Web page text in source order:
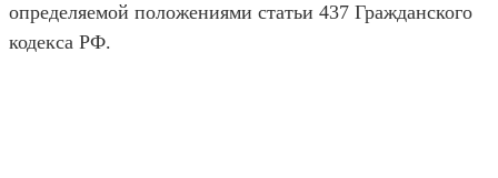
определяемой положениями статьи 437 Гражданского
кодекса РФ.